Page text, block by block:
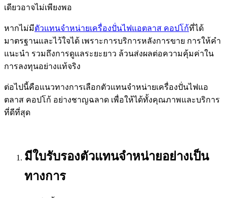
เดียวอาจไม่เพียงพอ
หากไม่มีตัวแทนจำหน่ายเครื่องปั่นไฟแอตลาส คอปโก้ที่ได้
มาตรฐานและไว้ใจได้ เพราะการบริการหลังการขาย การให้คำ
แนะนำ รวมถึงการดูแลระยะยาว ล้วนส่งผลต่อความคุ้มค่าใน
การลงทุนอย่างแท้จริง
ต่อไปนี้คือแนวทางการเลือกตัวแทนจำหน่ายเครื่องปั่นไฟแอ
ตลาส คอปโก้ อย่างชาญฉลาด เพื่อให้ได้ทั้งคุณภาพและบริการ
ที่ดีที่สุด
มีใบรับรองตัวแทนจำหน่ายอย่างเป็น
ทางการ